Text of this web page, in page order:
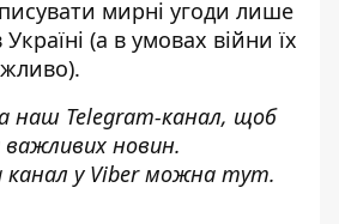
мирні угоди лише
(а в умовах війни їх
наш Telegram-канал, щоб
новин.
канал у Viber можна тут.